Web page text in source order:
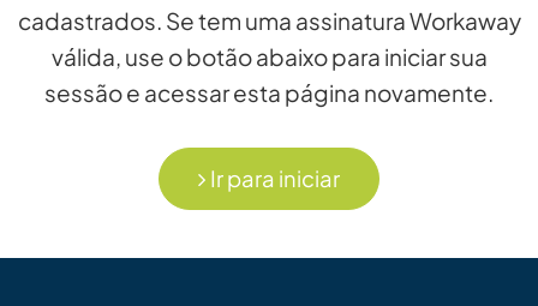
cadastrados. Se tem uma assinatura Workaway
válida, use o botão abaixo para iniciar sua
sessão e acessar esta página novamente.
Ir para iniciar